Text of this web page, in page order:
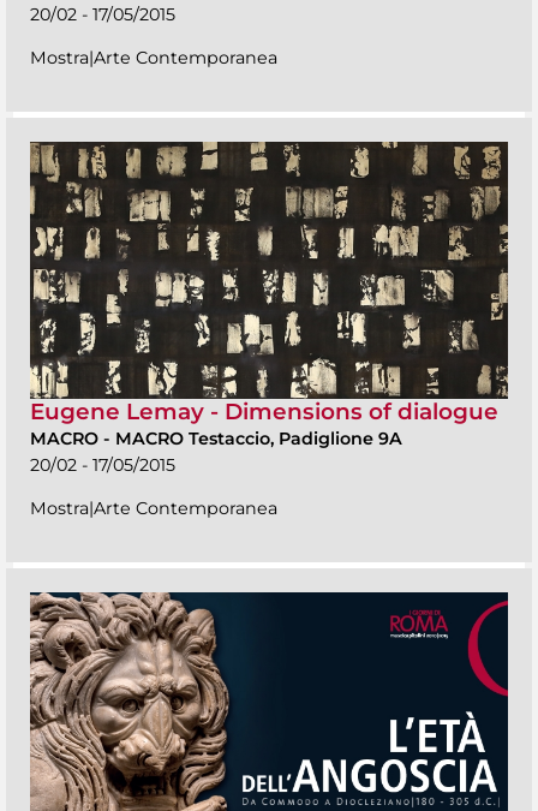
20/02 - 17/05/2015
Mostra|Arte Contemporanea
Eugene Lemay - Dimensions of dialogue
MACRO - MACRO Testaccio, Padiglione 9A
20/02 - 17/05/2015
Mostra|Arte Contemporanea